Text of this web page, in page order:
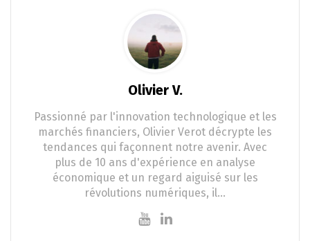
Olivier V.
Passionné par l'innovation technologique et les
marchés financiers, Olivier Verot décrypte les
tendances qui façonnent notre avenir. Avec
plus de 10 ans d'expérience en analyse
économique et un regard aiguisé sur les
révolutions numériques, il…